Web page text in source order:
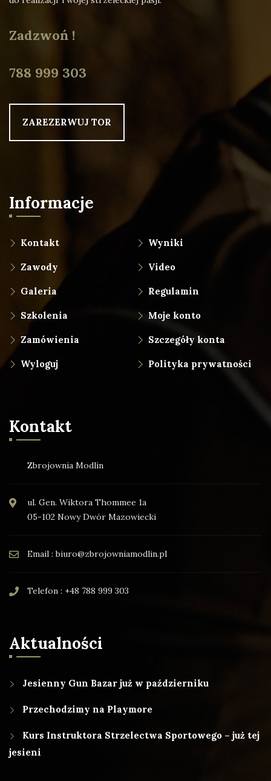
Zadzwoń !
788 999 303
ZAREZERWUJ TOR
Informacje
Kontakt Wyniki
Zawody Video
Galeria Regulamin
Szkolenia Moje konto
Zamówienia Szczegóły konta
Wyloguj Polityka prywatności
Kontakt
Zbrojownia Modlin
ul. Gen. Wiktora Thommee 1a
05-102 Nowy Dwór Mazowiecki
Email : biuro@zbrojowniamodlin.pl
Telefon : +48 788 999 303
Aktualności
Jesienny Gun Bazar już w październiku
Przechodzimy na Playmore
Kurs Instruktora Strzelectwa Sportowego – już tej
jesieni